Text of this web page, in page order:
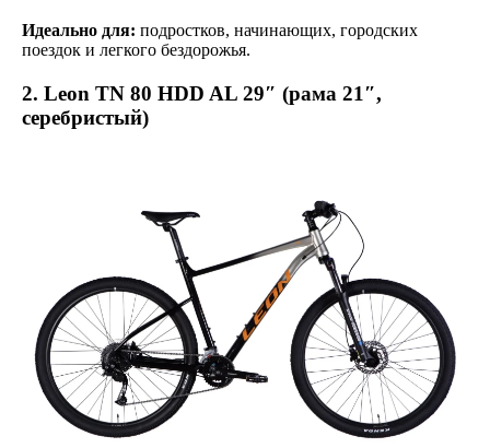
Идеально для: подростков, начинающих, городских
поездок и легкого бездорожья.
2. Leon TN 80 HDD AL 29″ (рама 21″,
серебристый)